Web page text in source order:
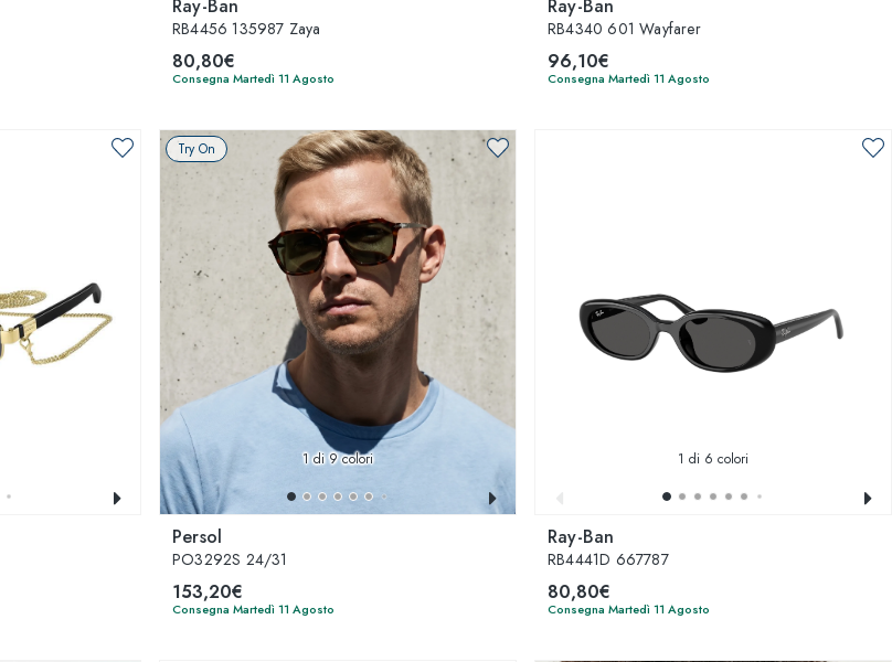
Ray-Ban
RB4456 135987 Zaya
80,80€
Consegna Martedì 11 Agosto
Ray-Ban
RB4340 601 Wayfarer
96,10€
Consegna Martedì 11 Agosto
Try On
1di 9 colori
Persol
PO3292S 24/31
153,20€
Consegna Martedì 11 Agosto
1 di 6 colori
Ray-Ban
RB4441D 667787
80,80€
Consegna Martedì 11 Agosto